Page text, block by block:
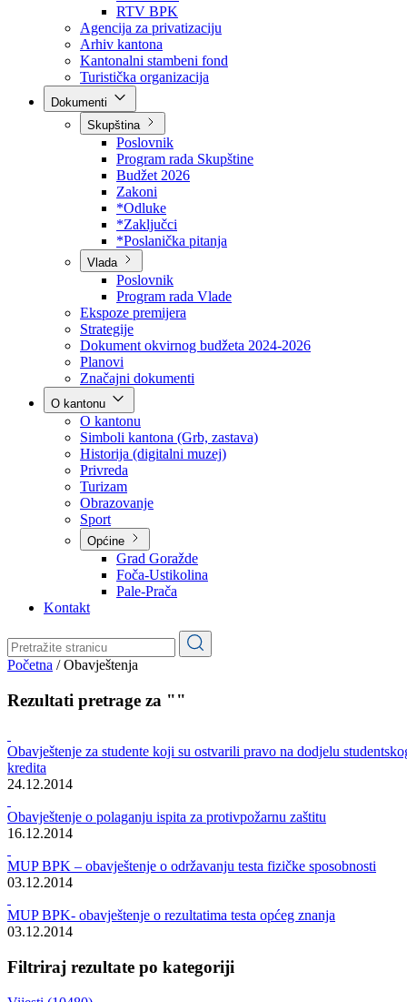
Direkcija za šumarstvo
Javna preduzeća
BPK šume
RTV BPK
Agencija za privatizaciju
Arhiv kantona
Kantonalni stambeni fond
Turistička organizacija
Skupština
Poslovnik
Program rada Skupštine
Budžet 2026
Zakoni
*Odluke
*Zaključci
*Poslanička pitanja
Vlada
Poslovnik
Program rada Vlade
Ekspoze premijera
Strategije
Dokument okvirnog budžeta 2024-2026
Planovi
Značajni dokumenti
O kantonu
O kantonu
Simboli kantona (Grb, zastava)
Historija (digitalni muzej)
Privreda
Turizam
Obrazovanje
Općine
Pale-Prača
Kontakt
Obavještenja
Rezultati pretrage za ""